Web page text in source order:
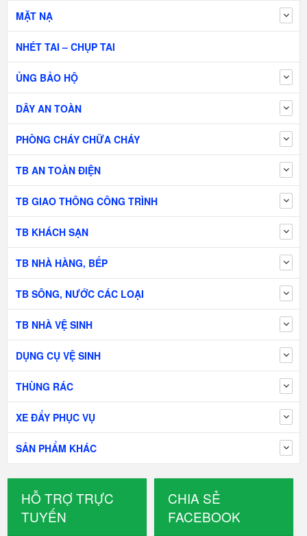
MẶT NẠ
NHÉT TAI – CHỤP TAI
ỦNG BẢO HỘ
DÂY AN TOÀN
PHÒNG CHÁY CHỮA CHÁY
TB AN TOÀN ĐIỆN
TB GIAO THÔNG CÔNG TRÌNH
TB KHÁCH SẠN
TB NHÀ HÀNG, BẾP
TB SÔNG, NƯỚC CÁC LOẠI
TB NHÀ VỆ SINH
DỤNG CỤ VỆ SINH
THÙNG RÁC
XE ĐẨY PHỤC VỤ
SẢN PHẨM KHÁC
HỖ TRỢ TRỰC
TUYẾN
CHIA SẺ
FACEBOOK